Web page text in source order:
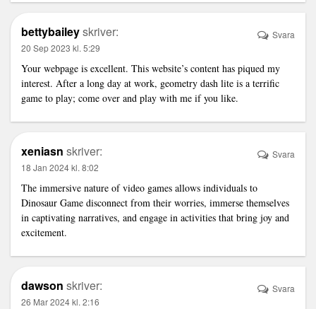
bettybaileyskriver:
20 Sep 2023 kl. 5:29
Your webpage is excellent. This website’s content has piqued my
interest. After a long day at work, geometry dash lite is a terrific
game to play; come over and play with me if you like.
Svara
xeniasn skriver:
18 Jan 2024 kl. 8:02
The immersive nature of video games allows individuals to
Dinosaur Game disconnect from their worries, immerse themselves
in captivating narratives, and engage in activities that bring joy and
excitement.
Svara
dawson skriver:
26 Mar 2024 kl. 2:16
Svara